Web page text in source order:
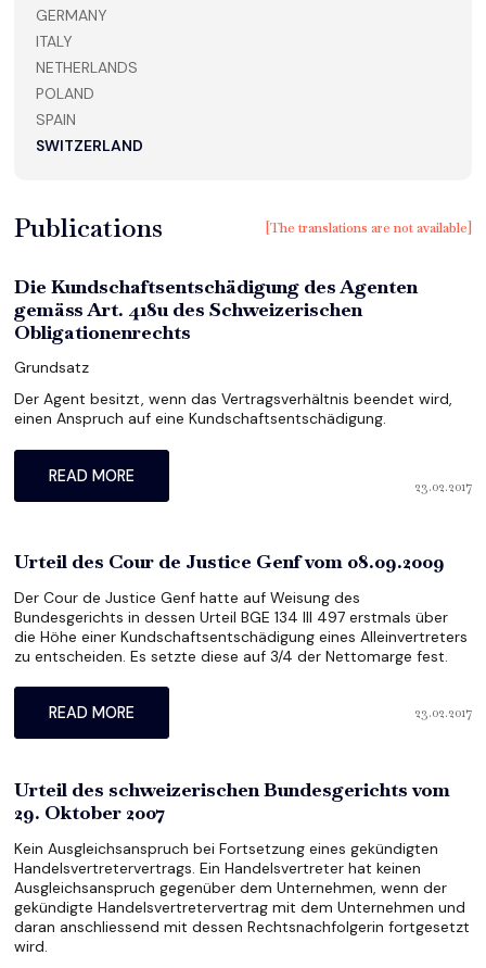
GERMANY
ITALY
NETHERLANDS
POLAND
SPAIN
SWITZERLAND
Publications [The translations are not available]
Die Kundschaftsentschädigung des Agenten
gemäss Art. 418u des Schweizerischen
Obligationenrechts
Grundsatz
Der Agent besitzt, wenn das Ver­trags­ver­hält­nis beendet wird,
einen Anspruch auf eine Kund­schafts­ent­schä­digung.
READ MORE
23.02.2017
Urteil des Cour de Justice Genf vom 08.09.2009
Der Cour de Justice Genf hatte auf Weisung des
Bundesgerichts in dessen Urteil BGE 134 III 497 erstmals über
die Höhe einer Kundschaftsentschädigung eines Alleinvertreters
zu entscheiden. Es setzte diese auf 3/4 der Nettomarge fest.
READ MORE 23.02.2017
Urteil des schweizerischen Bundesgerichts vom
29. Oktober 2007
Kein Ausgleichsanspruch bei Fortsetzung eines gekündigten
Handelsvertretervertrags. Ein Handelsvertreter hat keinen
Ausgleichsanspruch gegenüber dem Unternehmen, wenn der
gekündigte Handelsvertretervertrag mit dem Unternehmen und
daran anschliessend mit dessen Rechtsnachfolgerin fortgesetzt
wird.